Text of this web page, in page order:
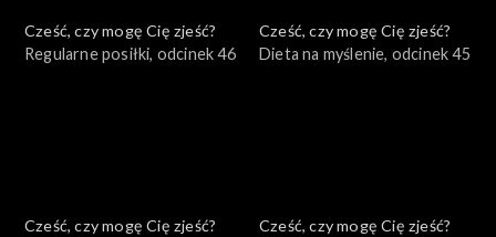
Cześć, czy mogę Cię zjeść?
Regularne posiłki, odcinek 46
Cześć, czy mogę Cię zjeść?
Dieta na myślenie, odcinek 45
Cześć, czy mogę Cię zjeść?
Cześć, czy mogę Cię zjeść?